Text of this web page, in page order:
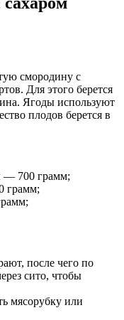
смородину с
Для этого берется
Ягоды используют
плодов берется в
— 700 грамм;
грамм;
после чего по
сито, чтобы
мясорубку или